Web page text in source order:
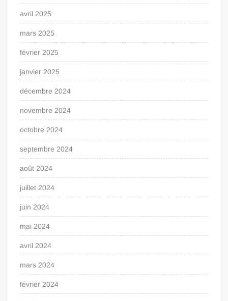
avril 2025
mars 2025
février 2025
janvier 2025
décembre 2024
novembre 2024
octobre 2024
septembre 2024
août 2024
juillet 2024
juin 2024
mai 2024
avril 2024
mars 2024
février 2024